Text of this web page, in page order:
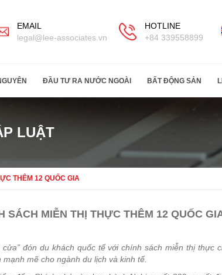
HOTLINE
+84 339558899
EMAIL
legal@lee-associates.vn
ĐẦU TƯ RA NƯỚC NGOÀI BẤT ĐỘNG SẢN
LUẬT
THÊM 12 QUỐC GIA
SÁCH MIỄN THỊ THỰC THÊM 12 QUỐC
đón du khách quốc tế với chính sách miễn thị thực
mẽ cho ngành du lịch và kinh tế.